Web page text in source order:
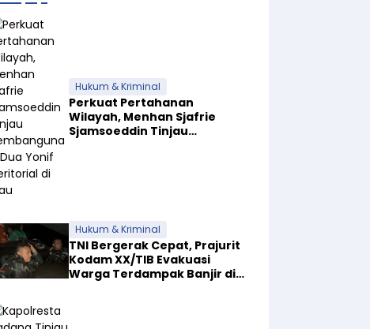
Hukum & Kriminal
Perkuat Pertahanan
Wilayah, Menhan Sjafrie
Sjamsoeddin Tinjau
Hukum & Kriminal
TNI Bergerak Cepat, Prajurit
Kodam XX/TIB Evakuasi
Warga Terdampak Banjir di